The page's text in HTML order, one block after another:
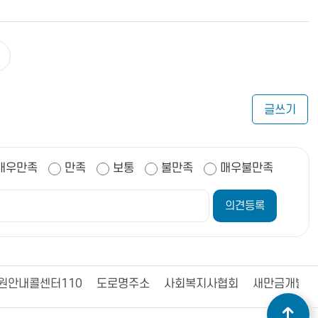
글쓰기
우만족 만족 보통 불만족 매우불만족
안내콜센터110 도로명주소 사회복지사협회 새만금개발청